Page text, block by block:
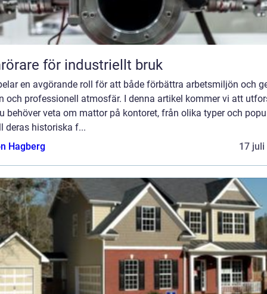
för industriellt bruk
en avgörande roll för att både förbättra arbetsmiljön och
och professionell atmosfär. I denna artikel kommer vi att
behöver veta om mattor på kontoret, från olika typer och
deras historiska f...
Hagberg
17 juli